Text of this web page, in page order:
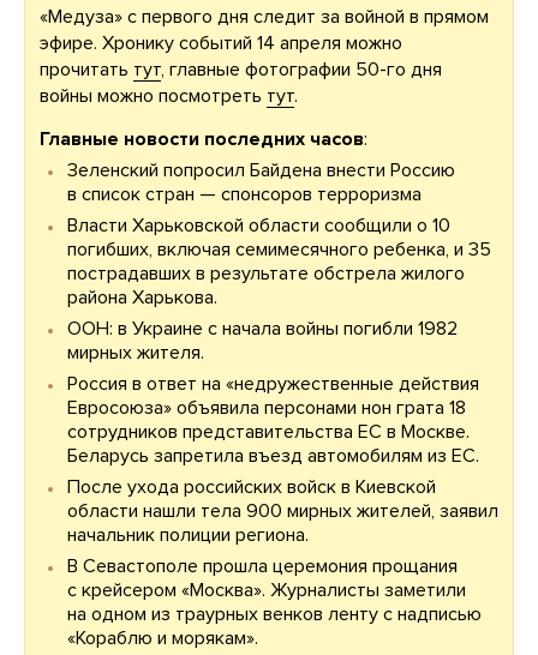
«Медуза» с первого дня следит за войной в прямом
эфире. Хронику событий 14 апреля можно
прочитать тут, главные фотографии 50-го дня
войны можно посмотреть тут.
Главные новости последних часов:
Зеленский попросил Байдена внести Россию
в список стран — спонсоров терроризма
Власти Харьковской области сообщили о 10
погибших, включая семимесячного ребенка, и 35
пострадавших в результате обстрела жилого
района Харькова.
ООН: в Украине с начала войны погибли 1982
мирных жителя.
Россия в ответ на «недружественные действия
Евросоюза» объявила персонами нон грата 18
сотрудников представительства ЕС в Москве.
Беларусь запретила въезд автомобилям из ЕС.
После ухода российских войск в Киевской
области нашли тела 900 мирных жителей, заявил
начальник полиции региона.
В Севастополе прошла церемония прощания
с крейсером «Москва». Журналисты заметили
на одном из траурных венков ленту с надписью
«Кораблю и морякам».